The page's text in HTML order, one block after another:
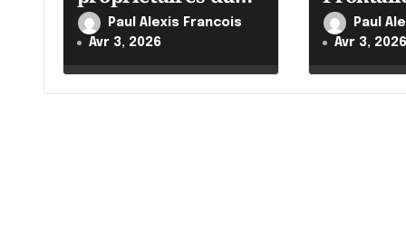
a
r
Québec
Paul Alexis Francois
Avr 3, 2026
Canada
ses
Paul
Avr 3, 2026